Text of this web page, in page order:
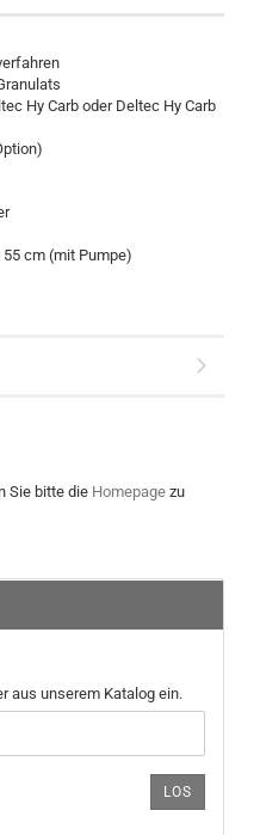
Hy Carb oder Deltec Hy Carb
55 cm (mit Pumpe)
Sie bitte die Homepage zu
aus unserem Katalog ein.
LOS